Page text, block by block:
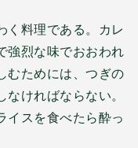
料理である。カレ
強烈な味でおおわれ
むためには、つぎの
ければならない。
イスを食べたら酔っ